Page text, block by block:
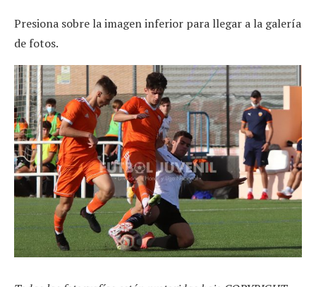
Presiona sobre la imagen inferior para llegar a la galería
de fotos.